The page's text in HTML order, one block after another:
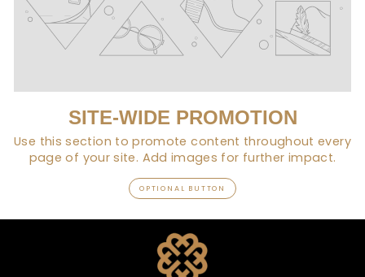
SITE-WIDE PROMOTION
Use this section to promote content throughout every
page of your site. Add images for further impact.
OPTIONAL BUTTON